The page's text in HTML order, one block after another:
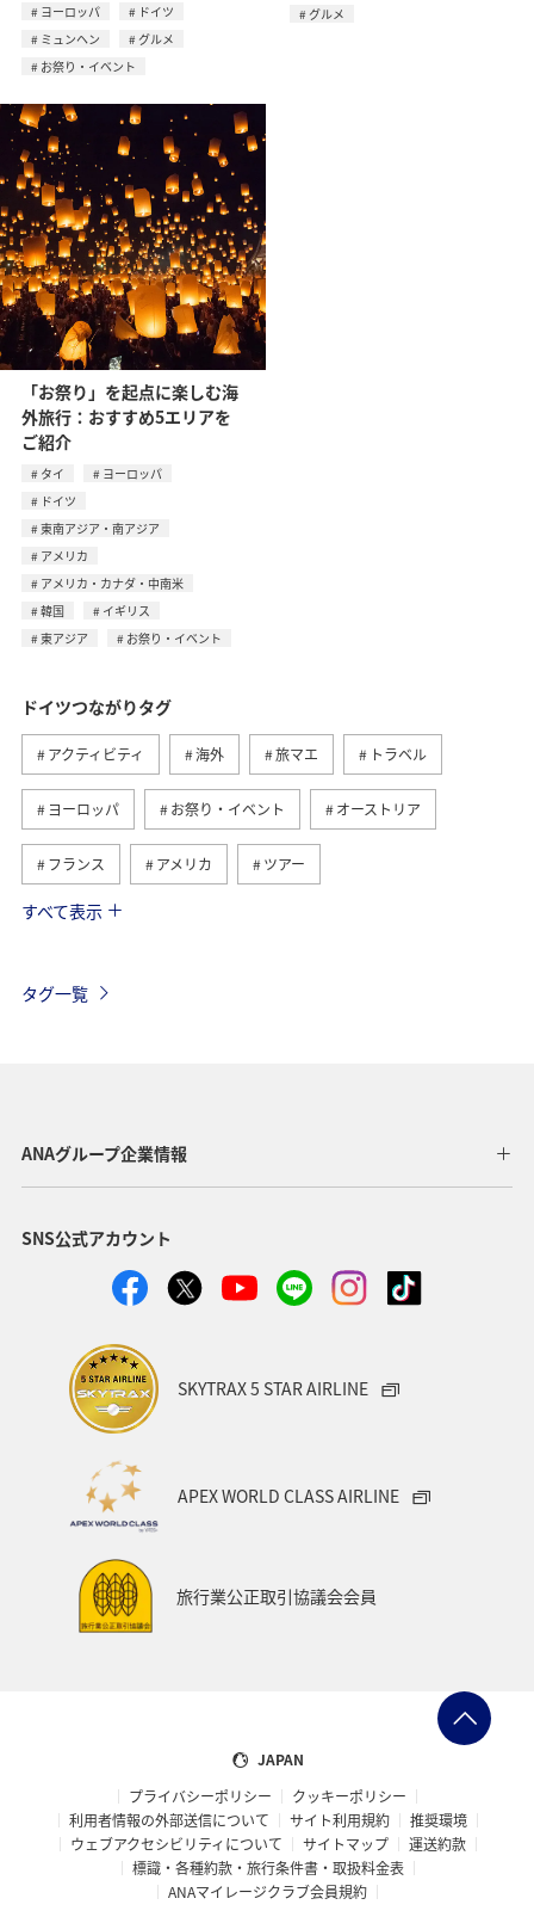
ヨーロッパ
ドイツ
ミュンヘン
グルメ
お祭り・イベント
グルメ
「お祭り」を起点に楽しむ海
外旅行：おすすめ5エリアを
ご紹介
タイ
ヨーロッパ
ドイツ
東南アジア・南アジア
アメリカ
アメリカ・カナダ・中南米
韓国
イギリス
東アジア
お祭り・イベント
ドイツつながりタグ
アクティビティ 海外 旅マエ トラベル
ヨーロッパ お祭り・イベント オーストリア
フランス アメリカ ツアー
旅ナカ
アメリカ・カナダ・中南米 東アジア 韓国
歴史・文化・芸術
スウェーデン ミュンヘン クリスマス
すべて表示
タグ一覧
ANAグループ企業情報
SNS公式アカウント
SKYTRAX 5 STAR AIRLINE
APEX WORLD CLASS AIRLINE
旅行業公正取引協議会会員
JAPAN
プライバシーポリシー
クッキーポリシー
利用者情報の外部送信について
サイト利用規約
推奨環境
ウェブアクセシビリティについて
サイトマップ
運送約款
標識・各種約款・旅行条件書・取扱料金表
ANAマイレージクラブ会員規約